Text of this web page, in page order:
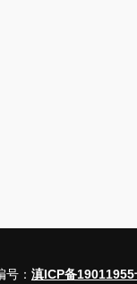
： 滇ICP备